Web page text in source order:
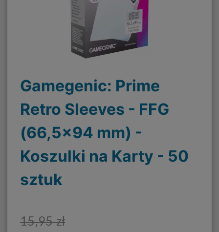
Gamegenic: Prime
Retro Sleeves - FFG
(66,5x94 mm) -
Koszulki na Karty - 50
sztuk
15,95 zł